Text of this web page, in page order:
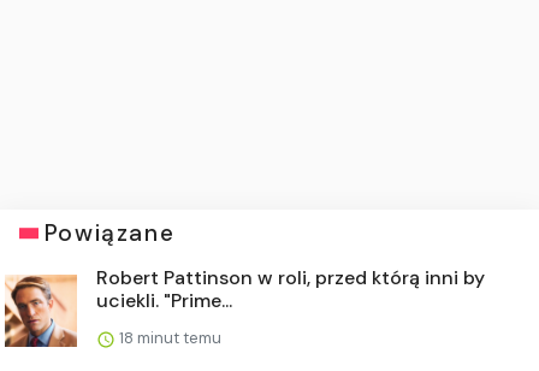
Powiązane
Robert Pattinson w roli, przed którą inni by
uciekli. "Prime...
18 minut temu